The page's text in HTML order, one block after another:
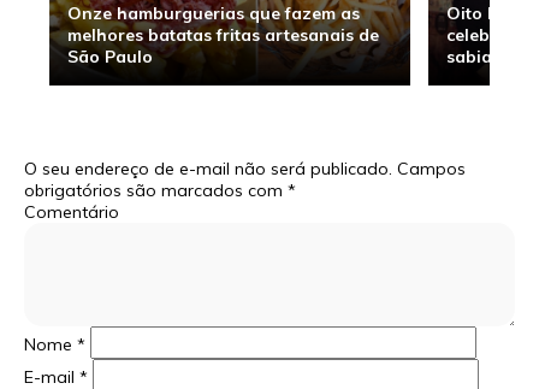
Onze hamburguerias que fazem as
melhores batatas fritas artesanais de
São Paulo
Oito
sabia
O seu endereço de e-mail não será publicado. Campos
obrigatórios são marcados com *
Comentário
Nome *
E-mail *